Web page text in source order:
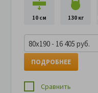
10 см 130 кг
80x190 - 16 405 руб.
ПОДРОБНЕЕ
Сравнить